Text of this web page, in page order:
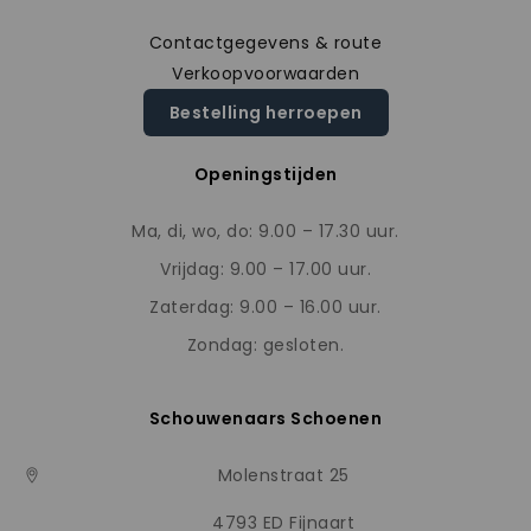
Contactgegevens & route
Verkoopvoorwaarden
Bestelling herroepen
Openingstijden
Ma, di, wo, do: 9.00 – 17.30 uur.
Vrijdag: 9.00 – 17.00 uur.
Zaterdag: 9.00 – 16.00 uur.
Zondag: gesloten.
Schouwenaars Schoenen
Molenstraat 25
4793 ED Fijnaart